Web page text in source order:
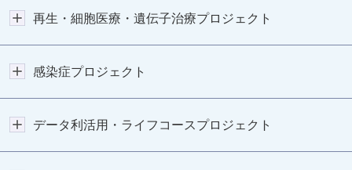
再生・細胞医療・遺伝子治療プロジェクト
感染症プロジェクト
データ利活用・ライフコースプロジェクト